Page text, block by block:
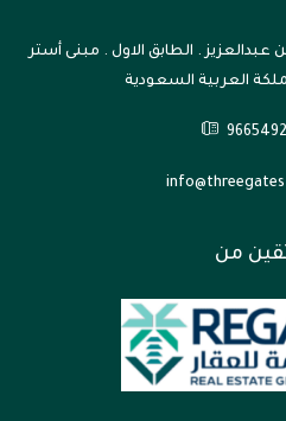
عبدالعزيز . الطابق الاول . مبنى أستر
العربية السعودية
من